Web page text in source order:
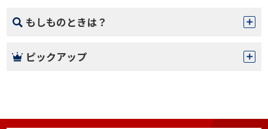
もしものときは？
ピックアップ